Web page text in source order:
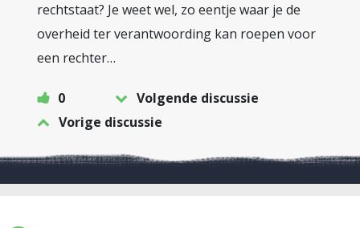
rechtstaat? Je weet wel, zo eentje waar je de
overheid ter verantwoording kan roepen voor
een rechter…
0
Volgende discussie
Vorige discussie